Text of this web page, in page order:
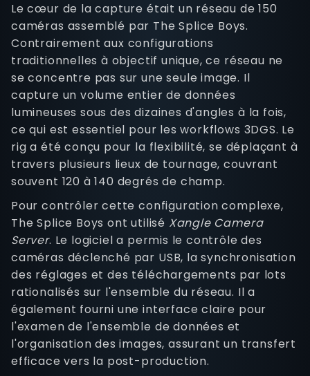
Le cœur de la capture était un réseau de 150
caméras assemblé par The Splice Boys.
Contrairement aux configurations
traditionnelles à objectif unique, ce réseau ne
se concentre pas sur une seule image. Il
capture un volume entier de données
lumineuses sous des dizaines d'angles à la fois,
ce qui est essentiel pour les workflows 3DGS. Le
rig a été conçu pour la flexibilité, se déplaçant à
travers plusieurs lieux de tournage, couvrant
souvent 120 à 140 degrés de champ.
Pour contrôler cette configuration complexe,
The Splice Boys ont utilisé Xangle Camera
Server. Le logiciel a permis le contrôle des
caméras déclenché par USB, la synchronisation
des réglages et des téléchargements par lots
rationalisés sur l'ensemble du réseau. Il a
également fourni une interface claire pour
l'examen de l'ensemble de données et
l'organisation des images, assurant un transfert
efficace vers la post-production.